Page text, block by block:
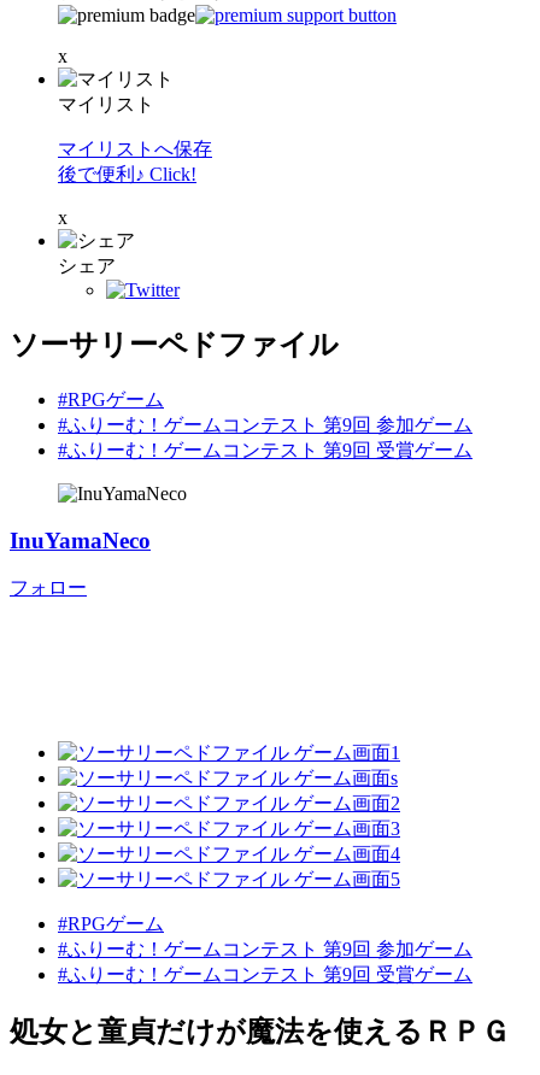
x
マイリスト
マイリストへ保存
後で便利♪ Click!
x
シェア
ソーサリーペドファイル
#RPGゲーム
#ふりーむ！ゲームコンテスト 第9回 参加ゲーム
#ふりーむ！ゲームコンテスト 第9回 受賞ゲーム
InuYamaNeco
フォロー
#RPGゲーム
#ふりーむ！ゲームコンテスト 第9回 参加ゲーム
#ふりーむ！ゲームコンテスト 第9回 受賞ゲーム
処女と童貞だけが魔法を使えるＲＰＧ